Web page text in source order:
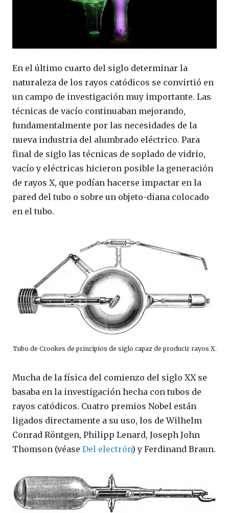
En el último cuarto del siglo determinar la
naturaleza de los rayos catódicos se convirtió en
un campo de investigación muy importante. Las
técnicas de vacío continuaban mejorando,
fundamentalmente por las necesidades de la
nueva industria del alumbrado eléctrico. Para
final de siglo las técnicas de soplado de vidrio,
vacío y eléctricas hicieron posible la generación
de rayos X, que podían hacerse impactar en la
pared del tubo o sobre un objeto-diana colocado
en el tubo.
Tubo de Crookes de principios de siglo capaz de producir rayos X.
Mucha de la física del comienzo del siglo XX se
basaba en la investigación hecha con tubos de
rayos catódicos. Cuatro premios Nobel están
ligados directamente a su uso, los de Wilhelm
Conrad Röntgen, Philipp Lenard, Joseph John
Thomson (véase Del electrón) y Ferdinand Braun.